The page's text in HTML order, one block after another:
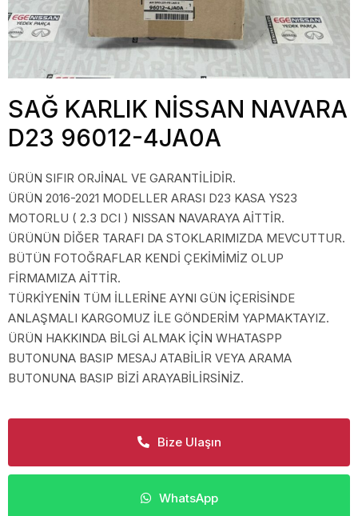
SAĞ KARLIK NİSSAN NAVARA
D23 96012-4JA0A
ÜRÜN SIFIR ORJİNAL VE GARANTİLİDİR.
ÜRÜN 2016-2021 MODELLER ARASI D23 KASA YS23
MOTORLU ( 2.3 DCI ) NISSAN NAVARAYA AİTTİR.
ÜRÜNÜN DİĞER TARAFI DA STOKLARIMIZDA MEVCUTTUR.
BÜTÜN FOTOĞRAFLAR KENDİ ÇEKİMİMİZ OLUP
FİRMAMIZA AİTTİR.
TÜRKİYENİN TÜM İLLERİNE AYNI GÜN İÇERİSİNDE
ANLAŞMALI KARGOMUZ İLE GÖNDERİM YAPMAKTAYIZ.
ÜRÜN HAKKINDA BİLGİ ALMAK İÇİN WHATASPP
BUTONUNA BASIP MESAJ ATABİLİR VEYA ARAMA
BUTONUNA BASIP BİZİ ARAYABİLİRSİNİZ.
Bize Ulaşın
WhatsApp